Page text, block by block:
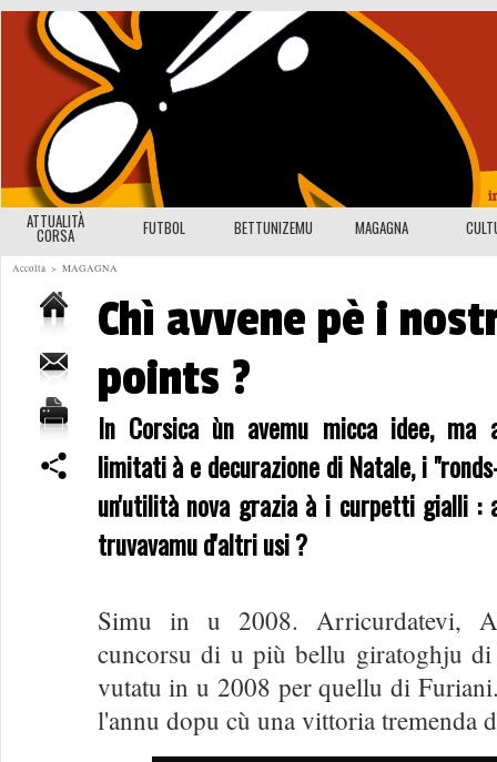
ATTUALITÀ
CORSA FUTBOL BETTUNIZEMU MAGAGNA
Accolta > MAGAGNA
Chì avvene pè i
points ?
In Corsica ùn avemu micca idee, ma
limitati à e decurazione di Natale, i
un'utilità nova grazia à i curpetti gialli :
truvavamu d'altri usi ?
Simu in u 2008. Arricurdatevi, A
cuncorsu di u più bellu giratoghju
vutatu in u 2008 per quellu di
l'annu dopu cù una vittoria tremenda